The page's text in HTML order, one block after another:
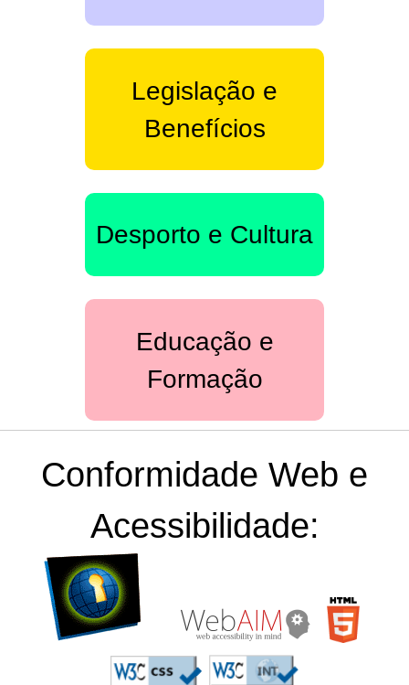
Legislação e
Benefícios
Desporto e Cultura
Educação e
Formação
Conformidade Web e
Acessibilidade: